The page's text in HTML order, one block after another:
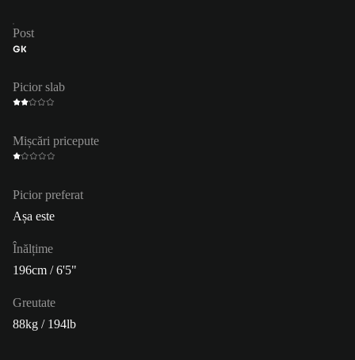
Post
GK
Picior slab
Mișcări pricepute
Picior preferat
Așa este
Înălțime
196cm / 6'5"
Greutate
88kg / 194lb